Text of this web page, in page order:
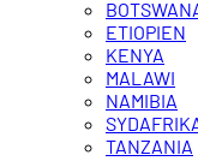
ETIOPIEN
KENYA
MALAWI
NAMIBIA
TANZANIA